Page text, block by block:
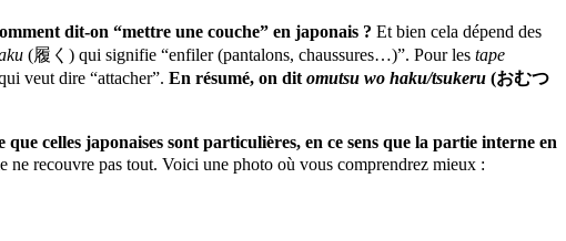
dit-on “mettre une couche” en japonais ? Et bien cela dépend des
(履く) qui signifie “enfiler (pantalons, chaussures…)”. Pour les tape
veut dire “attacher”. En résumé, on ditomutsu wo haku/tsukeru (おむつ
que celles japonaises sont particulières, en ce sens que la partie interne en
ne recouvre pas tout. Voici une photo où vous comprendrez mieux :